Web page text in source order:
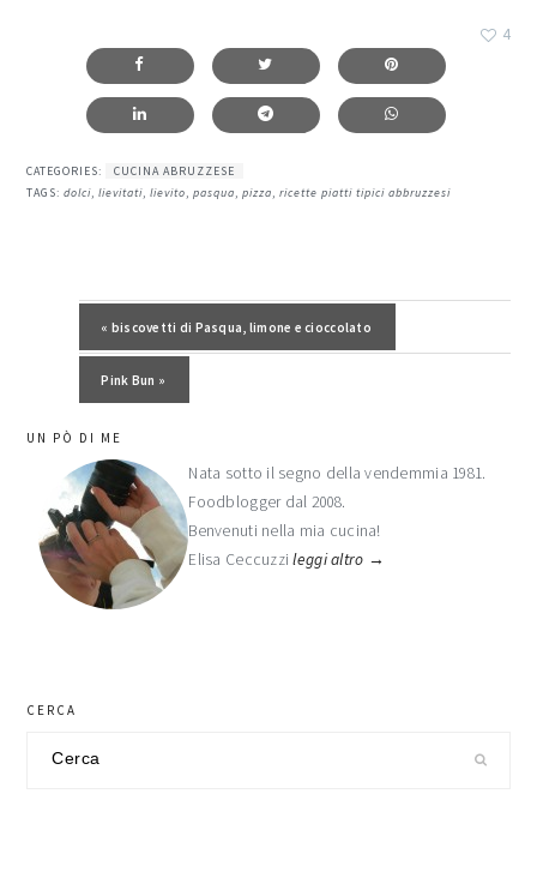
4
CATEGORIES:
CUCINA ABRUZZESE
TAGS:dolci,lievitati,lievito,pasqua,pizza,ricette piatti tipici abbruzzesi
Post precedente:
« biscovetti di Pasqua, limone e cioccolato
Post successivo:
Pink Bun »
barra
laterale
primaria
UN PÒ DI ME
Nata sotto il segno della vendemmia 1981.
Foodblogger dal 2008.
Benvenuti nella mia cucina!
Elisa Ceccuzzileggi altro →
CERCA